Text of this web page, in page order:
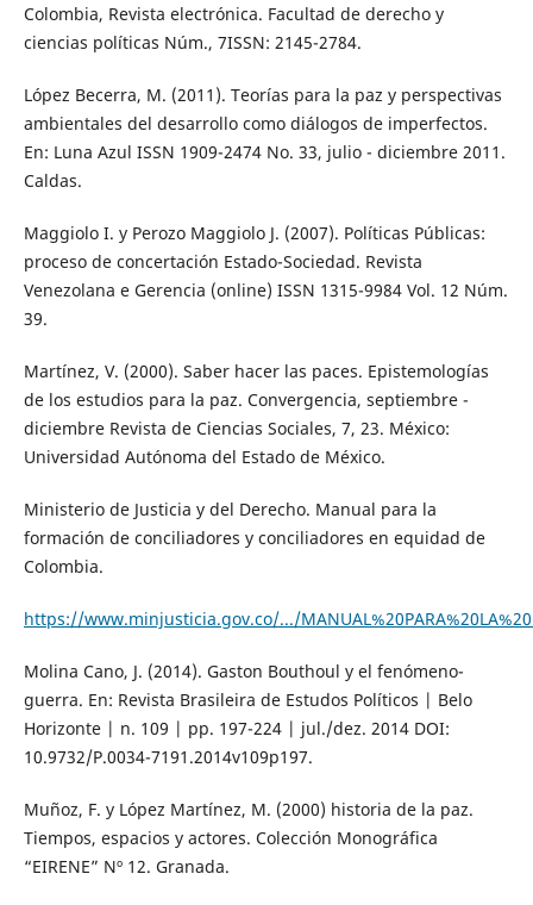
Colombia, Revista electrónica. Facultad de derecho y
ciencias políticas Núm., 7ISSN: 2145-2784.
López Becerra, M. (2011). Teorías para la paz y perspectivas
ambientales del desarrollo como diálogos de imperfectos.
En: Luna Azul ISSN 1909-2474 No. 33, julio - diciembre 2011.
Caldas.
Maggiolo I. y Perozo Maggiolo J. (2007). Políticas Públicas:
proceso de concertación Estado-Sociedad. Revista
Venezolana e Gerencia (online) ISSN 1315-9984 Vol. 12 Núm.
39.
Martínez, V. (2000). Saber hacer las paces. Epistemologías
de los estudios para la paz. Convergencia, septiembre -
diciembre Revista de Ciencias Sociales, 7, 23. México:
Universidad Autónoma del Estado de México.
Ministerio de Justicia y del Derecho. Manual para la
formación de conciliadores y conciliadores en equidad de
Colombia.
https://www.minjusticia.gov.co/.../
Molina Cano, J. (2014). Gaston Bouthoul y el fenómeno-
guerra. En: Revista Brasileira de Estudos Políticos | Belo
Horizonte | n. 109 | pp. 197-224 | jul./dez. 2014 DOI:
10.9732/P.0034-7191.2014v109p197.
Muñoz, F. y López Martínez, M. (2000) historia de la paz.
Tiempos, espacios y actores. Colección Monográfica
“EIRENE” Nº 12. Granada.